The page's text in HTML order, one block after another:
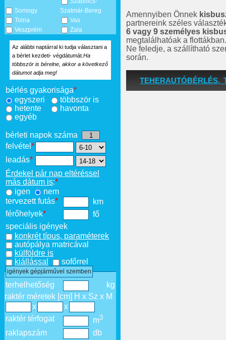
Somogy
Szatmár-Bereg
Tolna
Vas
Veszprém
Zala
Az alábbi naptárral ki tudja választani a
a bérlet kezdeti- végdátumát. Ha
többször is bérelne, akkor a következő
dátumot adja meg!
bérlés gyakorisága*
egyszeri
többször is
hetente
havonta
egyéb
bérleti napok száma
felvétel *
leadás*
Érdekel pár nap eltéréssel
más dátum is:*
igen
nem
tervezett futás*
km
férőhelyek*
fő
speciális igények
konkrét típus, paraméterek
autópálya matricával
külföldre is
kiállással
sofőrrel
igények gépjárművel szemben
terhelhetőség
kg
raktér méretek [cm] H x Sz x M
x
x
raktér térfogat
m3
raklapszám
db
Amennyiben Önnek
partnereink széles
6 vagy 9 személyes
megtalálhatóak a flottákban.
Ne feledje, a szállítható
során.
TEHERAUTÓBÉRLÉS,